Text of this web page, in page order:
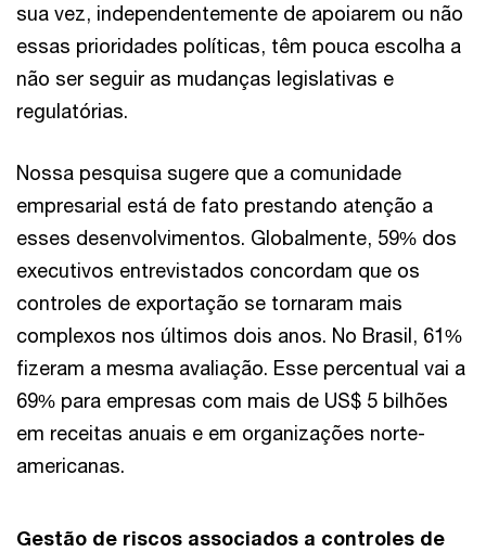
sua vez, independentemente de apoiarem ou não
essas prioridades políticas, têm pouca escolha a
não ser seguir as mudanças legislativas e
regulatórias.
Nossa pesquisa sugere que a comunidade
empresarial está de fato prestando atenção a
esses desenvolvimentos. Globalmente, 59% dos
executivos entrevistados concordam que os
controles de exportação se tornaram mais
complexos nos últimos dois anos. No Brasil, 61%
fizeram a mesma avaliação. Esse percentual vai a
69% para empresas com mais de US$ 5 bilhões
em receitas anuais e em organizações norte-
americanas.
Gestão de riscos associados a controles de